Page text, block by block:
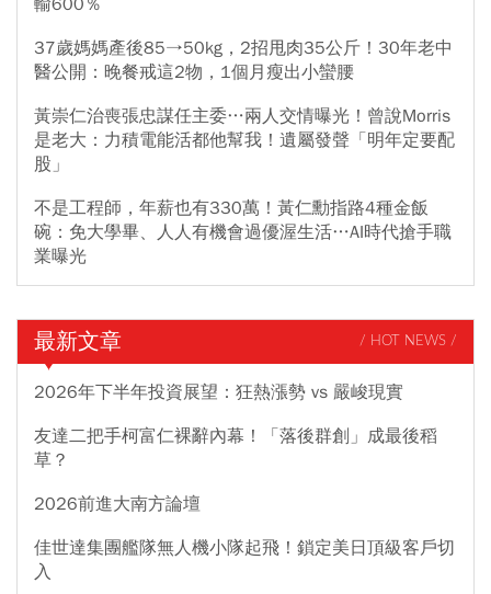
37歲媽媽產後85→50kg，2招甩肉35公斤！30年老中
醫公開：晚餐戒這2物，1個月瘦出小蠻腰
黃崇仁治喪張忠謀任主委…兩人交情曝光！曾說Morris
是老大：力積電能活都他幫我！遺屬發聲「明年定要配
股」
不是工程師，年薪也有330萬！黃仁勳指路4種金飯
碗：免大學畢、人人有機會過優渥生活…AI時代搶手職
業曝光
最新文章 / HOT NEWS /
2026年下半年投資展望：狂熱漲勢 vs 嚴峻現實
友達二把手柯富仁裸辭內幕！「落後群創」成最後稻
草？
2026前進大南方論壇
佳世達集團艦隊無人機小隊起飛！鎖定美日頂級客戶切
入